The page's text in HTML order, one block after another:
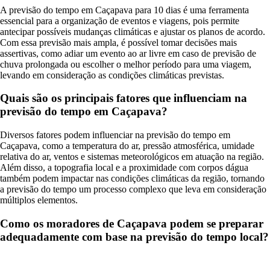
A previsão do tempo em Caçapava para 10 dias é uma ferramenta
essencial para a organização de eventos e viagens, pois permite
antecipar possíveis mudanças climáticas e ajustar os planos de acordo.
Com essa previsão mais ampla, é possível tomar decisões mais
assertivas, como adiar um evento ao ar livre em caso de previsão de
chuva prolongada ou escolher o melhor período para uma viagem,
levando em consideração as condições climáticas previstas.
Quais são os principais fatores que influenciam na
previsão do tempo em Caçapava?
Diversos fatores podem influenciar na previsão do tempo em
Caçapava, como a temperatura do ar, pressão atmosférica, umidade
relativa do ar, ventos e sistemas meteorológicos em atuação na região.
Além disso, a topografia local e a proximidade com corpos dágua
também podem impactar nas condições climáticas da região, tornando
a previsão do tempo um processo complexo que leva em consideração
múltiplos elementos.
Como os moradores de Caçapava podem se preparar
adequadamente com base na previsão do tempo local?